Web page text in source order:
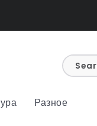
Разное